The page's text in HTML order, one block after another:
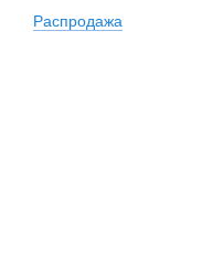
Распродажа